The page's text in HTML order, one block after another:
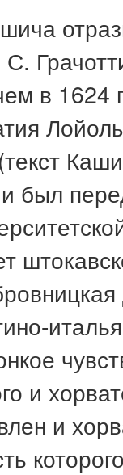
в 1624
и был
и
и